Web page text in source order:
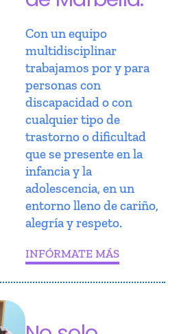
Con un equipo
multidisciplinar
trabajamos por y para
personas con
discapacidad o con
cualquier tipo de
trastorno o dificultad
que se presente en la
infancia y la
adolescencia, en un
entorno lleno de cariño,
alegría y respeto.
INFÓRMATE MÁS